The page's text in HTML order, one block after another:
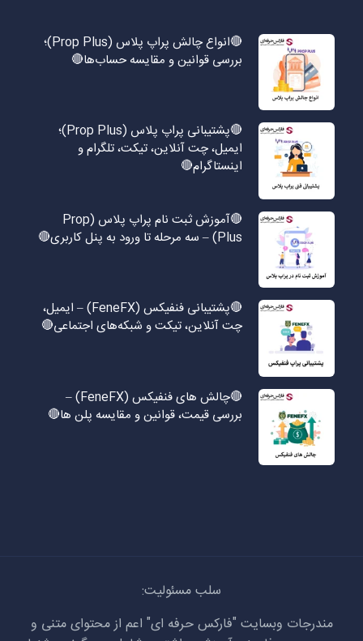
🔴انواع چالش پراپ پلاس (Prop Plus)؛
بررسی قوانین و مقایسه حساب‌ها🔴
🔴پشتیبانی پراپ پلاس (Prop Plus)؛
ایمیل، چت آنلاین، تیکت، تلگرام و
اینستاگرام🔴
🔴آموزش ثبت نام پراپ پلاس (Prop
Plus) – سه مرحله تا ورود به پنل کاربری🔴
🔴پشتیبانی فنفیکس (FeneFX) – ایمیل،
چت آنلاین، تیکت و شبکه‌های اجتماعی🔴
🔴چالش های فنفیکس (FeneFX) –
بررسی قیمت، قوانین و مقایسه پلن ها🔴
سلب مسئولیت:
مندرجات وبسایت "فارکس حرفه ای" اعم از محتوای متنی و